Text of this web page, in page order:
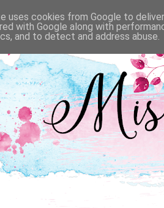
uses cookies from Google to
with Google along with
and to detect and address abuse.